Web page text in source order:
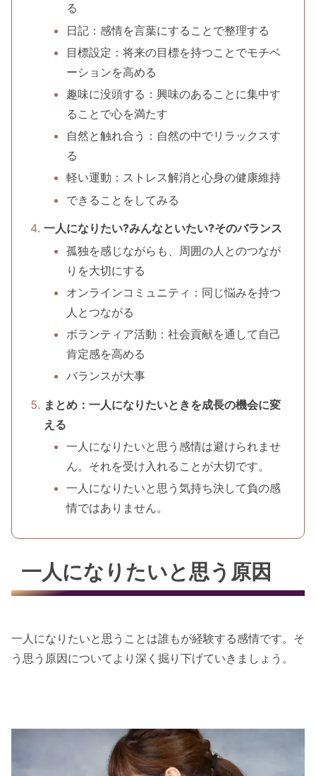
る
日記：感情を言葉にすることで整理する
目標設定：将来の目標を持つことでモチベ
ーションを高める
趣味に没頭する：興味のあることに集中す
ることで心を満たす
自然と触れ合う：自然の中でリラックスす
る
軽い運動：ストレス解消と心身の健康維持
できることをしてみる
一人になりたい?みんなといたい?そのバランス
孤独を感じながらも、周囲の人とのつなが
りを大切にする
オンラインコミュニティ：同じ悩みを持つ
人とつながる
ボランティア活動：社会貢献を通して自己
肯定感を高める
バランスが大事
まとめ：一人になりたいときを成長の機会に変
える
一人になりたいと思う感情は避けられませ
ん。それを受け入れることが大切です。
一人になりたいと思う気持ち決して負の感
情ではありません。
一人になりたいと思う原因
一人になりたいと思うことは誰もが経験する感情です。そ
う思う原因についてより深く掘り下げていきましょう。